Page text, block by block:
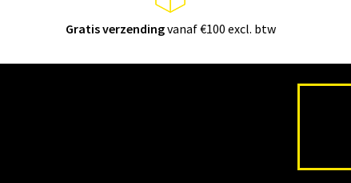
Gratis verzendingvanaf €100 excl. btw